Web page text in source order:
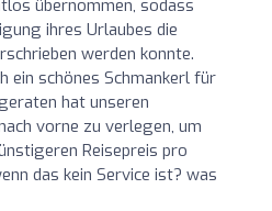
übernommen, sodass
ihres Urlaubes die
werden konnte.
ein schönes Schmankerl für
hat unseren
vorne zu verlegen, um
Reisepreis pro
das kein Service ist? was